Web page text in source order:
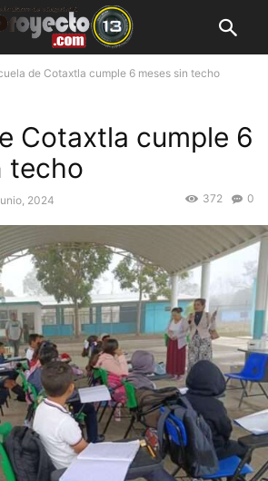
de Cotaxtla cumple 6 meses sin techo
Cotaxtla cumple 6
techo
2024 0
372